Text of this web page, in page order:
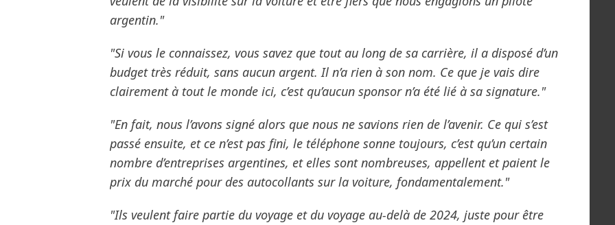
argentin."
"Si vous le connaissez, vous savez que tout au long de sa carrière, il a disposé d’un
budget très réduit, sans aucun argent. Il n’a rien à son nom. Ce que je vais dire
clairement à tout le monde ici, c’est qu’aucun sponsor n’a été lié à sa signature."
"En fait, nous l’avons signé alors que nous ne savions rien de l’avenir. Ce qui s’est
passé ensuite, et ce n’est pas fini, le téléphone sonne toujours, c’est qu’un certain
nombre d’entreprises argentines, et elles sont nombreuses, appellent et paient le
prix du marché pour des autocollants sur la voiture, fondamentalement."
"Ils veulent faire partie du voyage et du voyage au-delà de 2024, juste pour être